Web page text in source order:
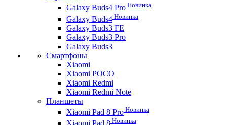
Galaxy Buds4 Pro Новинка
Galaxy Buds4 Новинка
Galaxy Buds3 FE
Galaxy Buds3 Pro
Galaxy Buds3
Смартфоны
Xiaomi
Xiaomi POCO
Xiaomi Redmi
Xiaomi Redmi Note
Планшеты
Xiaomi Pad 8 Pro Новинка
Новинка